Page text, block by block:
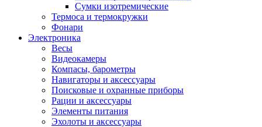
Сумки изотремические
Термоса и термокружки
Фонари
Электроника
Весы
Видеокамеры
Компасы, барометры
Навигаторы и аксессуары
Поисковые и охранные приборы
Рации и аксессуары
Элементы питания
Эхолоты и аксессуары